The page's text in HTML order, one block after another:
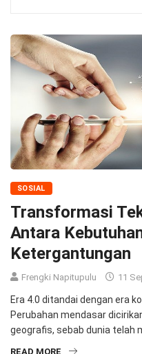
SOSIAL
Transformasi
Antara
Ketergantungan
Frengki Napitupulu 11
Era 4.0 ditandai dengan era
Perubahan mendasar
geografis, sebab dunia telah
READ MORE